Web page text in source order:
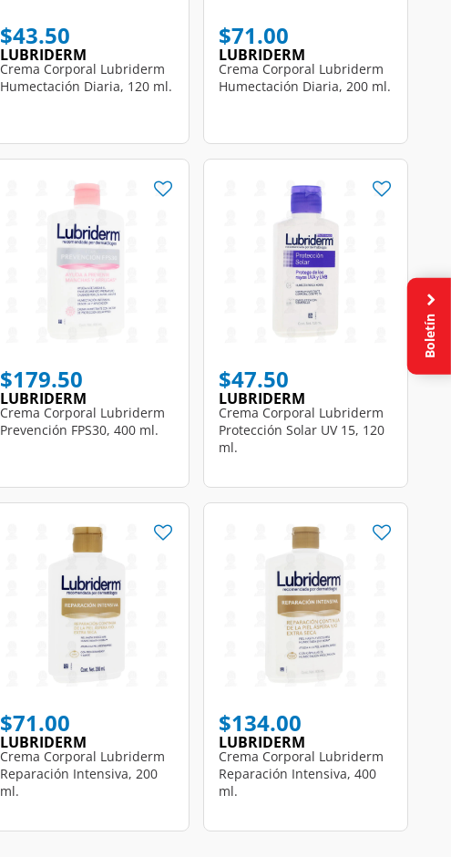
$43.50
LUBRIDERM
Crema Corporal Lubriderm
Humectación Diaria, 120 ml.
$71.00
LUBRIDERM
Crema Corporal Lubriderm
Humectación Diaria, 200 ml.
$179.50
LUBRIDERM
Crema Corporal Lubriderm
Prevención FPS30, 400 ml.
$47.50
LUBRIDERM
Crema Corporal Lubriderm
Protección Solar UV 15, 120
ml.
$71.00
LUBRIDERM
Crema Corporal Lubriderm
Reparación Intensiva, 200
ml.
$134.00
LUBRIDERM
Crema Corporal Lubriderm
Reparación Intensiva, 400
ml.
Boletín